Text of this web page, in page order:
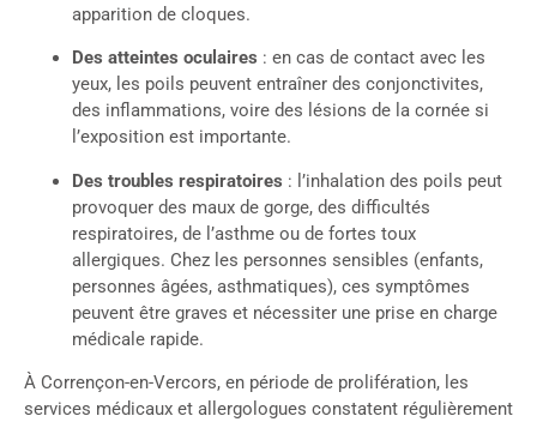
apparition de cloques.
Des atteintes oculaires : en cas de contact avec les
yeux, les poils peuvent entraîner des conjonctivites,
des inflammations, voire des lésions de la cornée si
l’exposition est importante.
Des troubles respiratoires : l’inhalation des poils peut
provoquer des maux de gorge, des difficultés
respiratoires, de l’asthme ou de fortes toux
allergiques. Chez les personnes sensibles (enfants,
personnes âgées, asthmatiques), ces symptômes
peuvent être graves et nécessiter une prise en charge
médicale rapide.
À Corrençon-en-Vercors, en période de prolifération, les
services médicaux et allergologues constatent régulièrement